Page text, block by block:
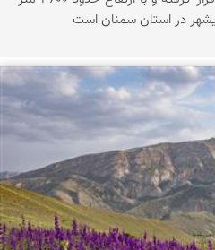
در استان سمنان است